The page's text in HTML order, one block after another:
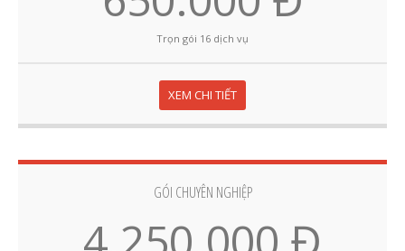
Trọn gói 16 dịch vụ
XEM CHI TIẾT
GÓI CHUYÊN NGHIỆP